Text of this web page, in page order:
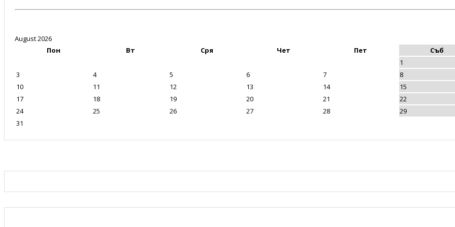
August 2026
Пон
Вт Сря Чет Пет Съб
1
3
4 5 6 7 8
10
11 12 13 14 15
17
18 19 20 21 22
24
25 26 27 28 29
31